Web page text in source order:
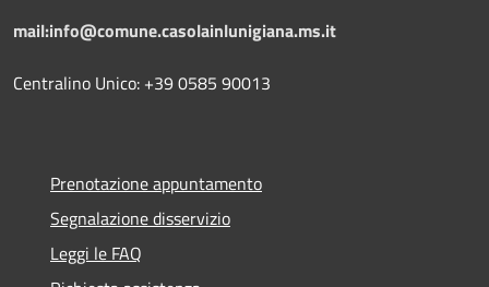
mail:info@comune.casolainlunigiana.ms.it
Centralino Unico: +39 0585 90013
Prenotazione appuntamento
Segnalazione disservizio
Leggi le FAQ